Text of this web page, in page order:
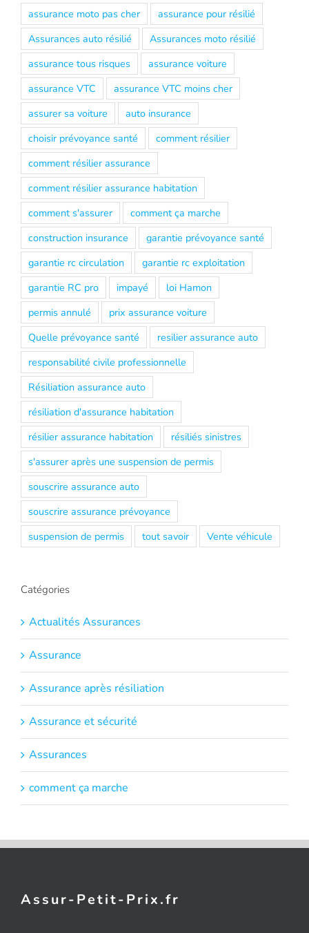
assurance moto pas cher
assurance pour résilié
Assurances auto résilié
Assurances moto résilié
assurance tous risques
assurance voiture
assurance VTC
assurance VTC moins cher
assurer sa voiture
auto insurance
choisir prévoyance santé
comment résilier
comment résilier assurance
comment résilier assurance habitation
comment s'assurer
comment ça marche
construction insurance
garantie prévoyance santé
garantie rc circulation
garantie rc exploitation
garantie RC pro
impayé
loi Hamon
permis annulé
prix assurance voiture
Quelle prévoyance santé
resilier assurance auto
responsabilité civile professionnelle
Résiliation assurance auto
résiliation d'assurance habitation
résilier assurance habitation
résiliés sinistres
s'assurer après une suspension de permis
souscrire assurance auto
souscrire assurance prévoyance
suspension de permis
tout savoir Vente véhicule
Catégories
Actualités Assurances
Assurance
Assurance après résiliation
Assurance et sécurité
Assurances
comment ça marche
Assur-Petit-Prix.fr